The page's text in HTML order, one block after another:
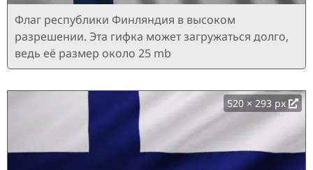
Флаг республики Финляндия в высоком
разрешении. Эта гифка может загружаться долго,
ведь её размер около 25 mb
520 × 293 px